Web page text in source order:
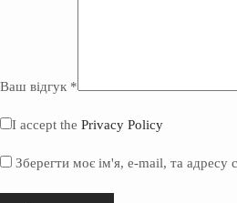
Ваш відгук *
I accept the Privacy Policy
Зберегти моє ім'я, e-mail, та адресу